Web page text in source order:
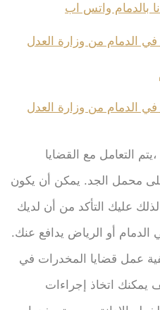
بالدمام واتس اب
في الدمام من وزارة العدل
في الدمام من وزارة العدل
التعامل مع القضايا
على محمل الجد. يمكن أن يكون
عليك التأكد من أن لديك
أو الرياض يدافع عنك.
عمل قضايا المخدرات في
يمكنك اتخاذ إجراءات